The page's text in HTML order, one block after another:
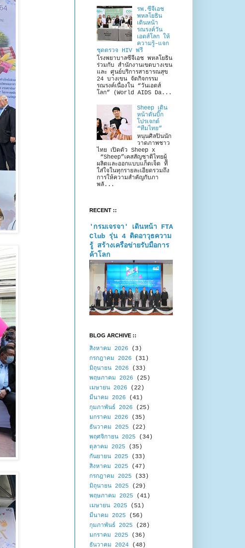
รพ.ซีจีเอช
พหลโยธิน
เดินหน้า
รณรงค์วัน
เอดส์โลก ให้
ความรู้–แจก
ชุดตรวจ HIV ฟรี
โรงพยาบาลซีจีเอช พหลโยธิน
ร่วมกับ สำนักงานเขตบางเขน
และ ศูนย์บริการสาธารณสุข
24 บางเขน จัดกิจกรรม
รณรงค์เนื่องใน “วันเอดส์
โลก” (World AIDS Da...
Sheep เดิน
หน้าดันบิ๊ก
โปรเจกต์
“ทีมไทย”
หนุนศิลปินนัก
วาดภาพชาว
ไทย เปิดตัว Sheep x
“Sheep”เคสสัญชาติไทยผู้
ผลิตและออกแบบแก็ดเจ็ต ที่
ใส่ใจในทุกรายละเอียดรวมถึง
การให้ความสำคัญกับภา
พลั...
RECENT ::
'กรมเจรจา' เดินหน้า FTA
Club รุ่น 4 ติดอาวุธความ
รู้ สร้างเครือข่ายรับมือการ
ค้าโลก
BLOG ARCHIVE ::
สิงหาคม 2026 (3)
กรกฎาคม 2026 (31)
มิถุนายน 2026 (33)
พฤษภาคม 2026 (25)
เมษายน 2026 (22)
มีนาคม 2026 (41)
กุมภาพันธ์ 2026 (25)
มกราคม 2026 (35)
ธันวาคม 2025 (22)
พฤศจิกายน 2025 (34)
ตุลาคม 2025 (35)
กันยายน 2025 (33)
สิงหาคม 2025 (47)
กรกฎาคม 2025 (33)
มิถุนายน 2025 (29)
พฤษภาคม 2025 (41)
เมษายน 2025 (51)
มีนาคม 2025 (56)
กุมภาพันธ์ 2025 (28)
มกราคม 2025 (36)
ธันวาคม 2024 (48)